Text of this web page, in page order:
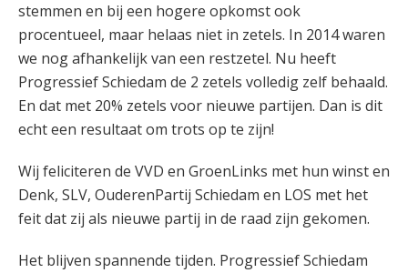
stemmen en bij een hogere opkomst ook
procentueel, maar helaas niet in zetels. In 2014 waren
we nog afhankelijk van een restzetel. Nu heeft
Progressief Schiedam de 2 zetels volledig zelf behaald.
En dat met 20% zetels voor nieuwe partijen. Dan is dit
echt een resultaat om trots op te zijn!
Wij feliciteren de VVD en GroenLinks met hun winst en
Denk, SLV, OuderenPartij Schiedam en LOS met het
feit dat zij als nieuwe partij in de raad zijn gekomen.
Het blijven spannende tijden. Progressief Schiedam